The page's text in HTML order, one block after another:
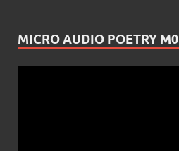
MICRO AUDIO POETRY